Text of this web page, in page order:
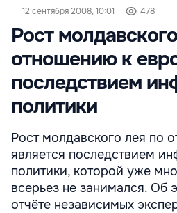
12 сентября 2008, 10:01 478
Рост
отношению к
последствием
политики
Рост молдавского лея по
является последствием
политики, которой уже
всерьез не занимался. Об
отчёте независимых